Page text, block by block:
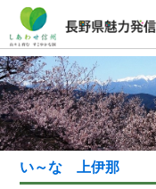
い～な 上伊那